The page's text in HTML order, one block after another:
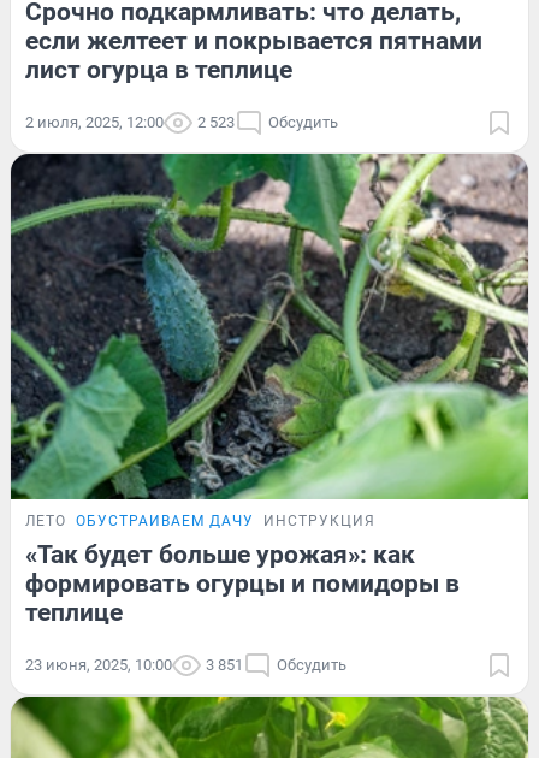
Срочно подкармливать: что делать,
если желтеет и покрывается пятнами
лист огурца в теплице
2 июля, 2025, 12:00 2 523 Обсудить
ЛЕТО ОБУСТРАИВАЕМ ДАЧУ ИНСТРУКЦИЯ
«Так будет больше урожая»: как
формировать огурцы и помидоры в
теплице
23 июня, 2025, 10:00 3 851 Обсудить